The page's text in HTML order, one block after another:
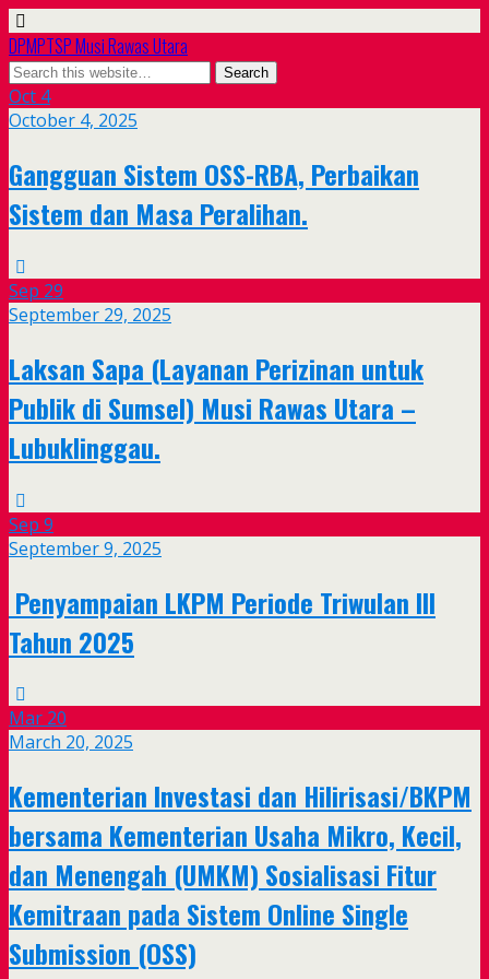
DPMPTSP Musi Rawas Utara
Oct 4
October 4, 2025
Gangguan Sistem OSS-RBA, Perbaikan
Sistem dan Masa Peralihan.
Sep 29
September 29, 2025
Laksan Sapa (Layanan Perizinan untuk
Publik di Sumsel) Musi Rawas Utara –
Lubuklinggau.
Sep 9
September 9, 2025
Penyampaian LKPM Periode Triwulan III
Tahun 2025
Mar 20
March 20, 2025
Kementerian Investasi dan Hilirisasi/BKPM
bersama Kementerian Usaha Mikro, Kecil,
dan Menengah (UMKM) Sosialisasi Fitur
Kemitraan pada Sistem Online Single
Submission (OSS)